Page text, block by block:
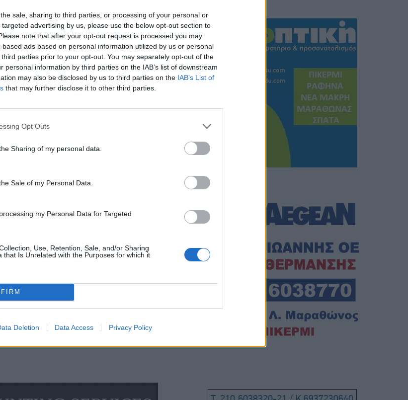
sale, sharing to third parties, or processing of your personal or
advertising by us, please use the below opt-out section to
note that after your opt-out request is processed you may
ads based on personal information utilized by us or personal
parties prior to your opt-out. You may separately opt-out of the
personal information by third parties on the IAB’s list of downstream
may also be disclosed by us to third parties on the IAB’s List of
that may further disclose it to other third parties.
Opt Outs
Sharing of my personal data.
Sale of my Personal Data.
my Personal Data for Targeted
Use, Retention, Sale, and/or Sharing
that Is Unrelated with the Purposes for which it
Deletion Data Access Privacy Policy